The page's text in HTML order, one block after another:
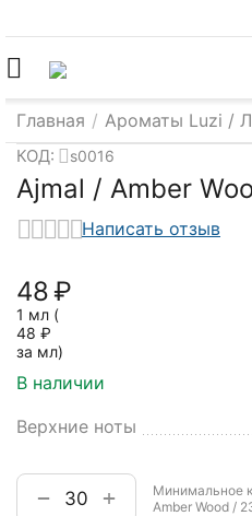
Главная / Ароматы Luzi /
КОД: s0016
Ajmal / Amber
Написать отзыв
‍48‍₽
1 мл (
48 ₽
за мл)
В наличии
Верхние ноты
+
−
Минимальное
Amber Wood /